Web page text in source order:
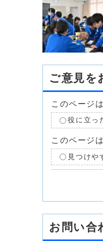
ご意見を
このページ
役に立っ
このページ
見つけや
お問い合